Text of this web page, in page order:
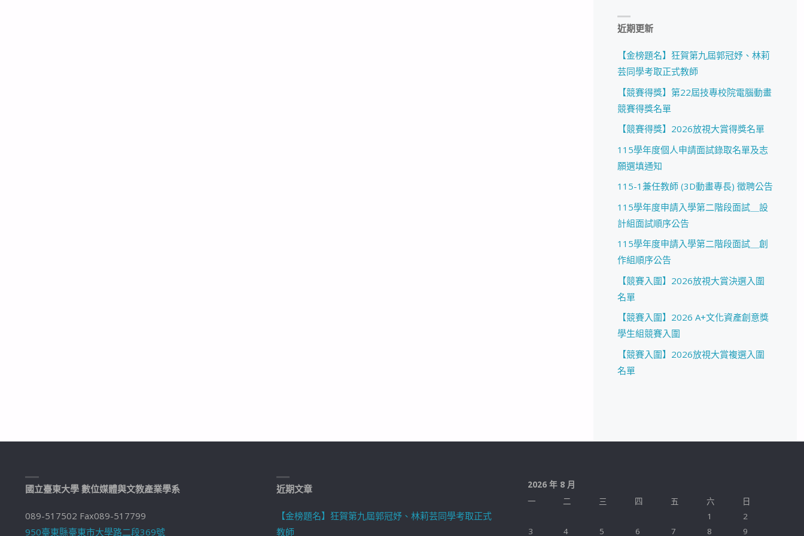
近期更新
【金榜題名】狂賀第九屆郭冠妤、林莉
芸同學考取正式教師
【競賽得獎】第22屆技專校院電腦動畫
競賽得獎名單
【競賽得獎】2026放視大賞得獎名單
115學年度個人申請面試錄取名單及志
願選填通知
115-1兼任教師 (3D動畫專長) 徵聘公告
115學年度申請入學第二階段面試＿設
計組面試順序公告
115學年度申請入學第二階段面試＿創
作組順序公告
【競賽入圍】2026放視大賞決選入圍
名單
【競賽入圍】2026 A+文化資產創意獎
學生組競賽入圍
【競賽入圍】2026放視大賞複選入圍
名單
國立臺東大學 數位媒體與文教產業學系
089-517502 Fax089-517799
950臺東縣臺東市大學路二段369號
近期文章
【金榜題名】狂賀第九屆郭冠妤、林莉芸同學考取正式
教師
2026 年 8 月
一
二 三 四 五 六
日
1
2
3
4 5 6 7 8 9